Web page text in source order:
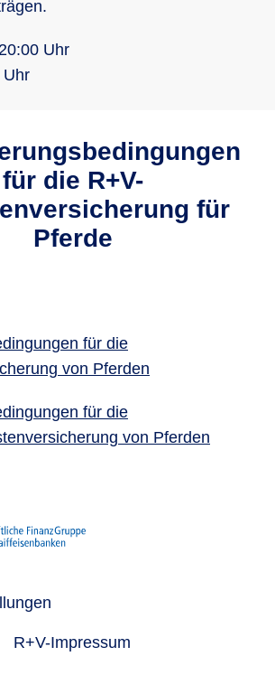
Uhr
Uhr
für die R+V-
für
Pferde
für die
von Pferden
für die
von Pferden
R+V-Impressum